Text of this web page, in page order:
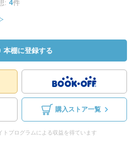
: 4件
本棚に登録する
購入ストア一覧
トプログラムによる収益を得ています